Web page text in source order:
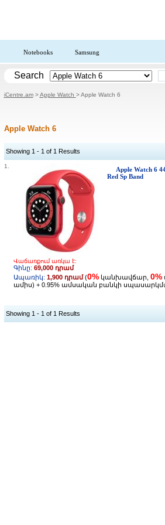
Notebooks Samsung
Search
iCentre.am>Apple Watch > Apple Watch 6
Apple Watch 6
Showing 1 - 1 of 1 Results
1.
Apple Watch 6
Red Sp Band
Վաճառքում առկա է:
Գինը: 69,000 դրամ
Ապառիկ: 1,900 դրամ(0%կանխավճար, 0%
ամիս) + 0.95% ամսական բանկի
Showing 1 - 1 of 1 Results